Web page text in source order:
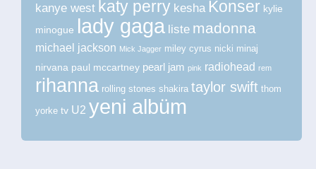
kanye west katy perry kesha Konser kylie
minogue lady gaga liste madonna
michael jackson Mick Jagger miley cyrus nicki minaj
nirvana paul mccartney pearl jam pink radiohead rem
rihanna rolling stones shakira taylor swift thom
yorke tv U2 yeni albüm